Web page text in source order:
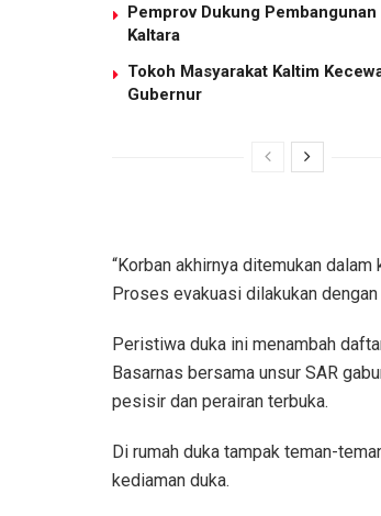
Pemprov Dukung Pembangunan
Kaltara
Tokoh Masyarakat Kaltim
Gubernur
“Korban akhirnya ditemukan
Proses evakuasi dilakukan
Peristiwa duka ini menambah
Basarnas bersama unsur SAR
pesisir dan perairan terbuka.
Di rumah duka tampak teman-
kediaman duka.